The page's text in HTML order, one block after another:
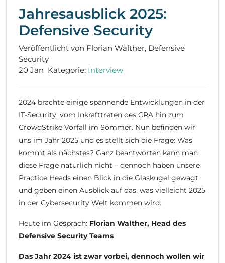
Jahresausblick 2025:
Defensive Security
Veröffentlicht von Florian Walther, Defensive
Security
20 Jan Kategorie: Interview
2024 brachte einige spannende Entwicklungen in der
IT-Security: vom Inkrafttreten des CRA hin zum
CrowdStrike Vorfall im Sommer. Nun befinden wir
uns im Jahr 2025 und es stellt sich die Frage: Was
kommt als nächstes? Ganz beantworten kann man
diese Frage natürlich nicht – dennoch haben unsere
Practice Heads einen Blick in die Glaskugel gewagt
und geben einen Ausblick auf das, was vielleicht 2025
in der Cybersecurity Welt kommen wird.
Heute im Gespräch: Florian Walther, Head des
Defensive Security Teams
Das Jahr 2024 ist zwar vorbei, dennoch wollen wir